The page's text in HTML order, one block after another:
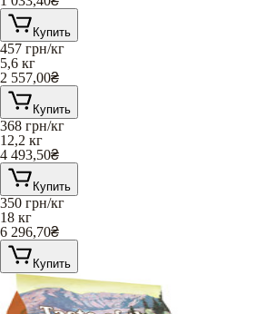
Купить
457 грн/кг
5,6 кг
2 557,00₴
Купить
368 грн/кг
12,2 кг
4 493,50₴
Купить
350 грн/кг
18 кг
6 296,70₴
Купить